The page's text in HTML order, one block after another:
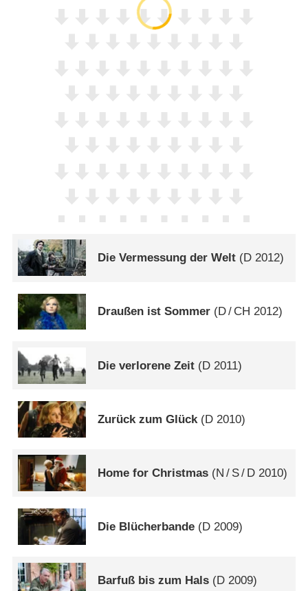
Die Vermessung der Welt (D 2012)
Draußen ist Sommer (D/ CH 2012)
Die verlorene Zeit (D 2011)
Zurück zum Glück(D 2010)
Home for Christmas (N / S/ D 2010)
Die Blücherbande (D 2009)
Barfuß bis zum Hals (D 2009)